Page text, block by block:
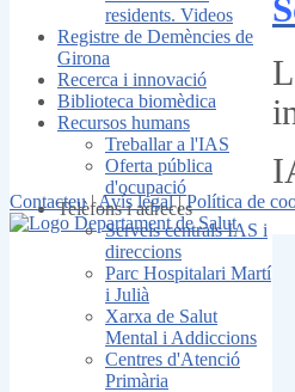
residents. Videos
Registre de Demències de
Girona
Recerca i innovació
Biblioteca biomèdica
Recursos humans
Treballar a l'IAS
Oferta pública
d'ocupació
Telèfons i adreces
Serveis centrals IAS i
direccions
Parc Hospitalari Martí
i Julià
Xarxa de Salut
Mental i Addiccions
Centres d'Atenció
Primària
Contacteu|Avís legal|Política de